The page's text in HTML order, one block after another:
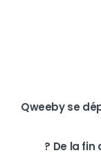
Qweeby se
De la fin